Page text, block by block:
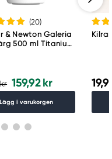
(20)
& Newton Galeria
500 ml Titanium
159,92 kr
Lägg i varukorgen